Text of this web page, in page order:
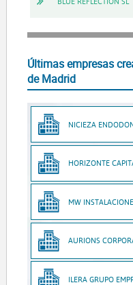
Últimas empresas
de Madrid
NICIEZA
HORIZONTE
MW
AURIONS
ILERA GRUPO